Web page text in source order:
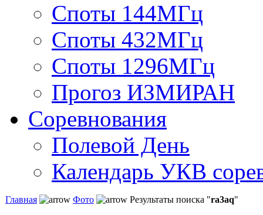
Споты 144МГц
Споты 432МГц
Споты 1296МГц
Прогоз ИЗМИРАН
Соревнования
Полевой День
Календарь УКВ
Главная Фото Результаты поиска "ra3aq"